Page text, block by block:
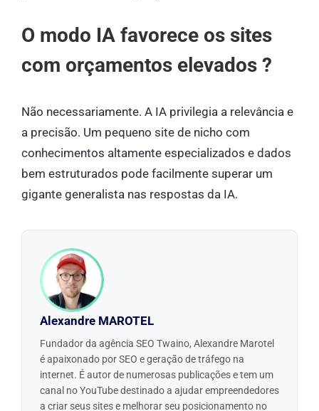
O modo IA favorece os sites
com orçamentos elevados ?
Não necessariamente. A IA privilegia a relevância e
a precisão. Um pequeno site de nicho com
conhecimentos altamente especializados e dados
bem estruturados pode facilmente superar um
gigante generalista nas respostas da IA.
Alexandre MAROTEL
Fundador da agência SEO Twaino, Alexandre Marotel
é apaixonado por SEO e geração de tráfego na
internet. É autor de numerosas publicações e tem um
canal no YouTube destinado a ajudar empreendedores
a criar seus sites e melhorar seu posicionamento no